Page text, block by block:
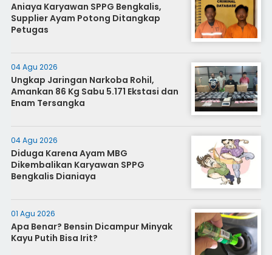
Aniaya Karyawan SPPG Bengkalis,
Supplier Ayam Potong Ditangkap
Petugas
04 Agu 2026
Ungkap Jaringan Narkoba Rohil,
Amankan 86 Kg Sabu 5.171 Ekstasi dan
Enam Tersangka
04 Agu 2026
Diduga Karena Ayam MBG
Dikembalikan Karyawan SPPG
Bengkalis Dianiaya
01 Agu 2026
Apa Benar? Bensin Dicampur Minyak
Kayu Putih Bisa Irit?